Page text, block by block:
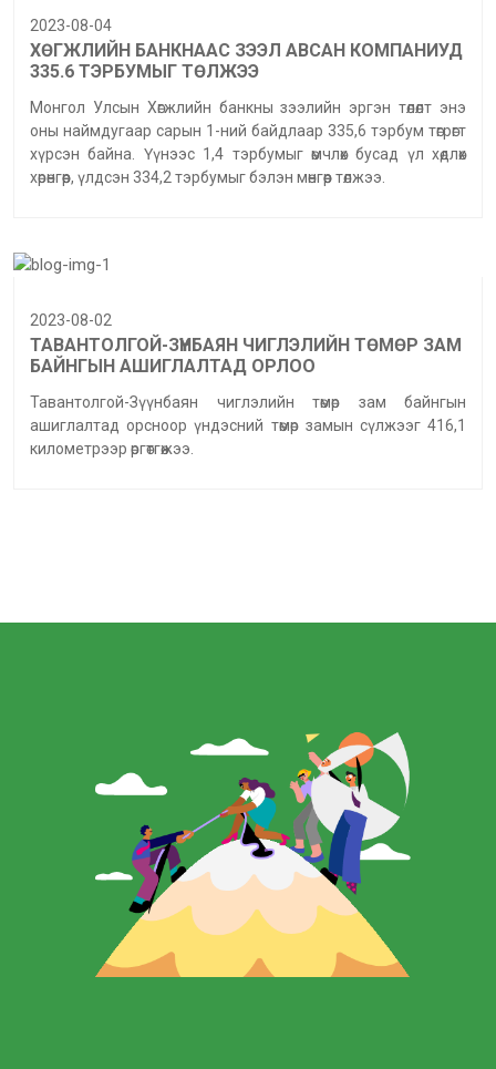
2023-08-04
ХӨГЖЛИЙН БАНКНААС ЗЭЭЛ АВСАН КОМПАНИУД
335.6 ТЭРБУМЫГ ТӨЛЖЭЭ
Монгол Улсын Хөгжлийн банкны зээлийн эргэн төлөлт энэ
оны наймдугаар сарын 1-ний байдлаар 335,6 тэрбум төгрөгт
хүрсэн байна. Үүнээс 1,4 тэрбумыг өмчлөх бусад үл хөдлөх
хөрөнгөөр, үлдсэн 334,2 тэрбумыг бэлэн мөнгөөр төлжээ.
2023-08-02
ТАВАНТОЛГОЙ-ЗҮҮНБАЯН ЧИГЛЭЛИЙН ТӨМӨР ЗАМ
БАЙНГЫН АШИГЛАЛТАД ОРЛОО
Тавантолгой-Зүүнбаян чиглэлийн төмөр зам байнгын
ашиглалтад орсноор үндэсний төмөр замын сүлжээг 416,1
километрээр өргөтгөжээ.